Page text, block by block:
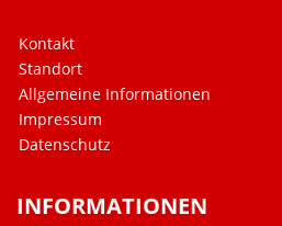
Kontakt
Standort
Allgemeine Informationen
Impressum
Datenschutz
INFORMATIONEN